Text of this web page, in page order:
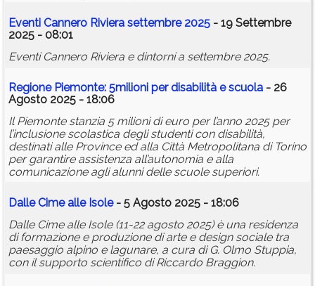
Eventi Cannero Riviera settembre 2025 - 19 Settembre
2025 - 08:01
Eventi Cannero Riviera e dintorni a settembre 2025.
Regione Piemonte: 5milioni per disabilità e scuola - 26
Agosto 2025 - 18:06
Il Piemonte stanzia 5 milioni di euro per l’anno 2025 per
l’inclusione scolastica degli studenti con disabilità,
destinati alle Province ed alla Città Metropolitana di Torino
per garantire assistenza all’autonomia e alla
comunicazione agli alunni delle scuole superiori.
Dalle Cime alle Isole- 5 Agosto 2025 - 18:06
Dalle Cime alle Isole (11-22 agosto 2025) è una residenza
di formazione e produzione di arte e design sociale tra
paesaggio alpino e lagunare, a cura di G. Olmo Stuppia,
con il supporto scientifico di Riccardo Braggion.